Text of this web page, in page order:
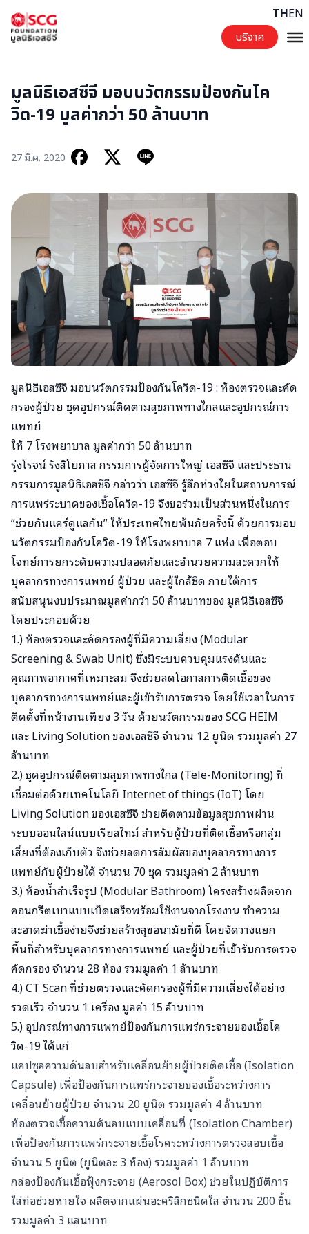
บริจาค
THEN
มูลนิธิเอสซีจี มอบนวัตกรรมป้องกันโค
วิด-19 มูลค่ากว่า 50 ล้านบาท
27 มี.ค. 2020
มูลนิธิเอสซีจี มอบนวัตกรรมป้องกันโควิด-19 : ห้องตรวจและคัด
กรองผู้ป่วย ชุดอุปกรณ์ติดตามสุขภาพทางไกลและอุปกรณ์การ
แพทย์
ให้ 7 โรงพยาบาล มูลค่ากว่า 50 ล้านบาท
รุ่งโรจน์ รังสิโยภาส กรรมการผู้จัดการใหญ่ เอสซีจี และประธาน
กรรมการมูลนิธิเอสซีจี กล่าวว่า เอสซีจี รู้สึกห่วงใยในสถานการณ์
การแพร่ระบาดของเชื้อโควิด-19 จึงขอร่วมเป็นส่วนหนึ่งในการ
“ช่วยกันแคร์ดูแลกัน” ให้ประเทศไทยพ้นภัยครั้งนี้ ด้วยการมอบ
นวัตกรรมป้องกันโควิด-19 ให้โรงพยาบาล 7 แห่ง เพื่อตอบ
โจทย์การยกระดับความปลอดภัยและอำนวยความสะดวกให้
บุคลากรทางการแพทย์ ผู้ป่วย และผู้ใกล้ชิด ภายใต้การ
สนับสนุนงบประมาณมูลค่ากว่า 50 ล้านบาทของ มูลนิธิเอสซีจี
โดยประกอบด้วย
1.) ห้องตรวจและคัดกรองผู้ที่มีความเสี่ยง (Modular
Screening & Swab Unit) ซึ่งมีระบบควบคุมแรงดันและ
คุณภาพอากาศที่เหมาะสม จึงช่วยลดโอกาสการติดเชื้อของ
บุคลากรทางการแพทย์และผู้เข้ารับการตรวจ โดยใช้เวลาในการ
ติดตั้งที่หน้างานเพียง 3 วัน ด้วยนวัตกรรมของ SCG HEIM
และ Living Solution ของเอสซีจี จำนวน 12 ยูนิต รวมมูลค่า 27
ล้านบาท
2.) ชุดอุปกรณ์ติดตามสุขภาพทางไกล (Tele-Monitoring) ที่
เชื่อมต่อด้วยเทคโนโลยี Internet of things (IoT) โดย
Living Solution ของเอสซีจี ช่วยติดตามข้อมูลสุขภาพผ่าน
ระบบออนไลน์แบบเรียลไทม์ สำหรับผู้ป่วยที่ติดเชื้อหรือกลุ่ม
เสี่ยงที่ต้องเก็บตัว จึงช่วยลดการสัมผัสของบุคลากรทางการ
แพทย์กับผู้ป่วยได้ จำนวน 70 ชุด รวมมูลค่า 2 ล้านบาท
3.) ห้องน้ำสำเร็จรูป (Modular Bathroom) โครงสร้างผลิตจาก
คอนกรีตเบาแบบเบ็ดเสร็จพร้อมใช้งานจากโรงงาน ทำความ
สะอาดฆ่าเชื้อง่ายจึงช่วยสร้างสุขอนามัยที่ดี โดยจัดวางแยก
พื้นที่สำหรับบุคลากรทางการแพทย์ และผู้ป่วยที่เข้ารับการตรวจ
คัดกรอง จำนวน 28 ห้อง รวมมูลค่า 1 ล้านบาท
4.) CT Scan ที่ช่วยตรวจและคัดกรองผู้ที่มีความเสี่ยงได้อย่าง
รวดเร็ว จำนวน 1 เครื่อง มูลค่า 15 ล้านบาท
5.) อุปกรณ์ทางการแพทย์ป้องกันการแพร่กระจายของเชื้อโค
วิด-19 ได้แก่
แคปซูลความดันลบสำหรับเคลื่อนย้ายผู้ป่วยติดเชื้อ (Isolation
Capsule) เพื่อป้องกันการแพร่กระจายของเชื้อระหว่างการ
เคลื่อนย้ายผู้ป่วย จำนวน 20 ยูนิต รวมมูลค่า 4 ล้านบาท
ห้องตรวจเชื้อความดันลบแบบเคลื่อนที่ (Isolation Chamber)
เพื่อป้องกันการแพร่กระจายเชื้อโรคระหว่างการตรวจสอบเชื้อ
จำนวน 5 ยูนิต (ยูนิตละ 3 ห้อง) รวมมูลค่า 1 ล้านบาท
กล่องป้องกันเชื้อฟุ้งกระจาย (Aerosol Box) ช่วยในปฏิบัติการ
ใส่ท่อช่วยหายใจ ผลิตจากแผ่นอะคริลิกชนิดใส จำนวน 200 ชิ้น
รวมมูลค่า 3 แสนบาท